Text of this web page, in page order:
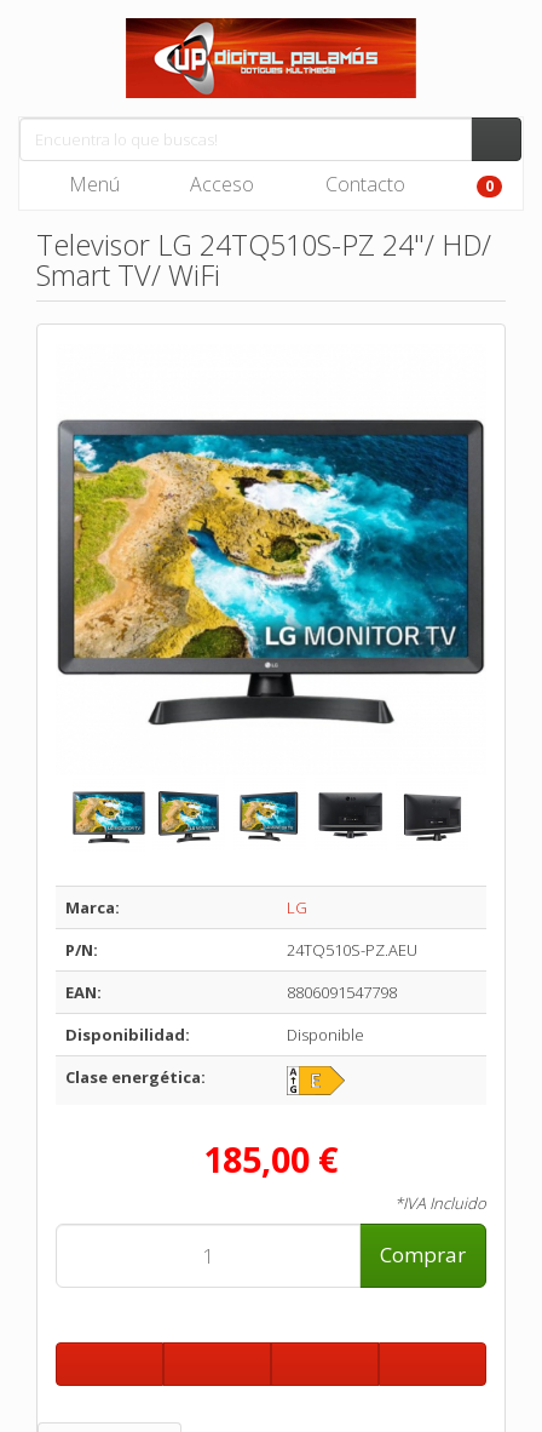
Menú Acceso Contacto 0
Televisor LG 24TQ510S-PZ 24"/ HD/
Smart TV/ WiFi
Marca:
LG
P/N:
24TQ510S-PZ.AEU
EAN:
8806091547798
Disponibilidad:
Disponible
Clase energética:
185,00 €
*IVA Incluido
Comprar